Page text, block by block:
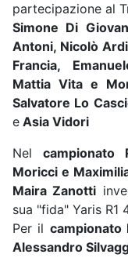
partecipazione al
Simone Di
Antoni, Nicolò
Francia,
Mattia Vita e
Salvatore Lo
e Asia Vidori
Nel campionato
Moricci e
Maira Zanotti
sua "fida" Yaris R1
Per il campionato
Alessandro